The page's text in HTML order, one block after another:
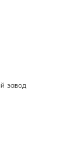
завод